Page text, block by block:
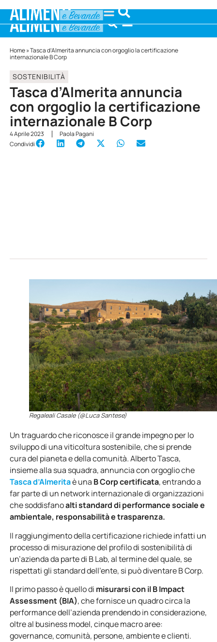
Home»Tasca d’Almerita annuncia con orgoglio la certificazione
internazionale B Corp
SOSTENIBILITÀ
Tasca d’Almerita annuncia
con orgoglio la certificazione
internazionale B Corp
4 Aprile 2023
Paola Pagani
Condividi
Regaleali Casale (@Luca Santese)
Un traguardo che riconosce il grande impegno per lo
sviluppo di una viticoltura sostenibile, che si prende
cura del pianeta e della comunità.Alberto Tasca,
insieme alla sua squadra, annuncia con orgoglio che
Tasca d’Almeritaè una B Corp certificata, entrando a
far parte di un network internazionale di organizzazioni
che soddisfanoalti standard di performance sociale e
ambientale, responsabilità e trasparenza.
Il raggiungimento della certificazione richiede infatti un
processo di misurazione del profilo di sostenibilità di
un’azienda da parte di B Lab, al termine del quale, se
rispettati gli standard dell’ente, si può diventare B Corp.
Il primo passo è quello di misurarsi con il B Impact
Assessment (BIA), che fornisce un quadro circa la
performance dell’azienda prendendo in considerazione,
oltre al business model, cinque macro aree:
governance, comunità, persone, ambiente e clienti.